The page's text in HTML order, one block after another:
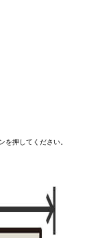
を押してください。